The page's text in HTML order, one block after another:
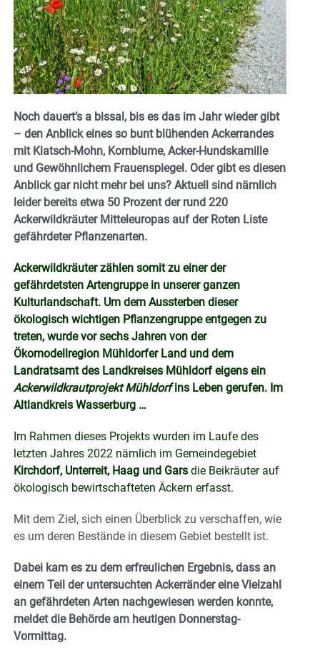
Noch dauert’s a bissal, bis es das im Jahr wieder gibt
– den Anblick eines so bunt blühenden Ackerrandes
mit Klatsch-Mohn, Kornblume, Acker-Hundskamille
und Gewöhnlichem Frauenspiegel. Oder gibt es diesen
Anblick gar nicht mehr bei uns? Aktuell sind nämlich
leider bereits etwa 50 Prozent der rund 220
Ackerwildkräuter Mitteleuropas auf der Roten Liste
gefährdeter Pflanzenarten.
Ackerwildkräuter zählen somit zu einer der
gefährdetsten Artengruppe in unserer ganzen
Kulturlandschaft. Um dem Aussterben dieser
ökologisch wichtigen Pflanzengruppe entgegen zu
treten, wurde vor sechs Jahren von der
Ökomodellregion Mühldorfer Land und dem
Landratsamt des Landkreises Mühldorf eigens ein
Ackerwildkrautprojekt Mühldorfins Leben gerufen. Im
Altlandkreis Wasserburg …
Im Rahmen dieses Projekts wurden im Laufe des
letzten Jahres 2022 nämlich im Gemeindegebiet
Kirchdorf, Unterreit, Haag und Gars die Beikräuter auf
ökologisch bewirtschafteten Äckern erfasst.
Mit dem Ziel, sich einen Überblick zu verschaffen, wie
es um deren Bestände in diesem Gebiet bestellt ist.
Dabei kam es zu dem erfreulichen Ergebnis, dass an
einem Teil der untersuchten Ackerränder eine Vielzahl
an gefährdeten Arten nachgewiesen werden konnte,
meldet die Behörde am heutigen Donnerstag-
Vormittag.